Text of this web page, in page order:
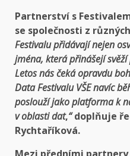
Partnerství s
se společnosti z
Festivalu přidávají nejen
jména, která přinášejí
Letos nás čeká opravdu
Data Festivalu VŠE navíc
poslouží jako platforma k
v oblasti dat,“doplňuje
Rychtaříková.